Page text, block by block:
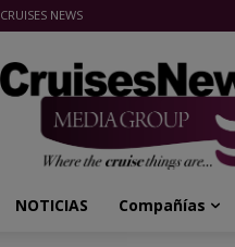
CRUISES NEWS
NOTICIAS Compañías